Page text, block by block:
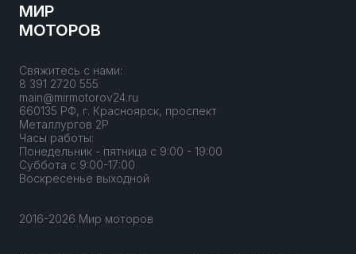
МИР
МОТОРОВ
Свяжитесь с нами:
8 391 2720 555
main@mirmotorov24.ru
660135 РФ, г. Красноярск, проспект
Металлургов 2Р
Часы работы:
Понедельник - пятница с 9:00 - 19:00
Суббота с 9:00-17:00
Воскресенье выходной
2016-2026 Мир моторов